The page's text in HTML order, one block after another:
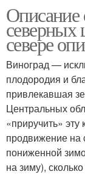
Описание
северных
севере
Виноград —
плодородия и
привлекавшая
Центральных
«приручить» эту
продвижение на
пониженной
на зиму),